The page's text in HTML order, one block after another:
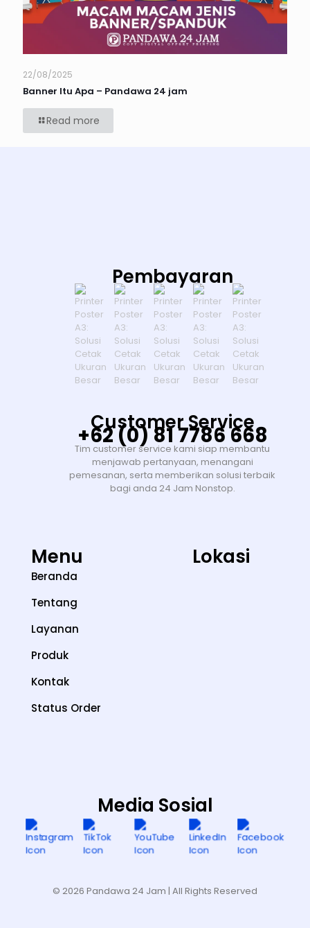
22/08/2025
Banner Itu Apa – Pandawa 24 jam
Read more
Pembayaran
Customer Service
+62 (0) 81 7786 668
Tim customer service kami siap membantu
menjawab pertanyaan, menangani
pemesanan, serta memberikan solusi terbaik
bagi anda 24 Jam Nonstop.
Menu
Beranda
Tentang
Layanan
Produk
Kontak
Status Order
Lokasi
Media Sosial
© 2026 Pandawa 24 Jam | All Rights Reserved